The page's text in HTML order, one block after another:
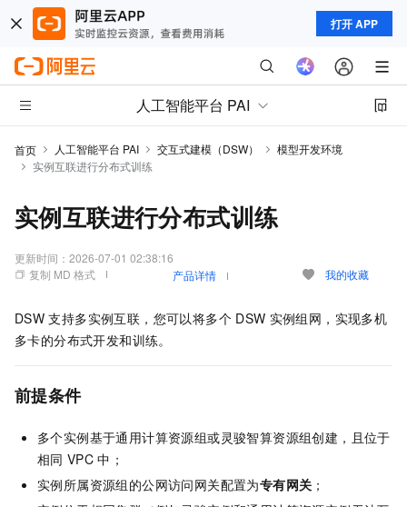
打开 APP
人工智能平台 PAI
首页 人工智能平台 PAI 交互式建模（DSW）
模型开发环境
实例互联进行分布式训练
实例互联进行分布式训练
更新时间： 2026-07-01 02:38:16
复制 MD 格式
产品详情 我的收藏
DSW 支持多实例互联，您可以将多个 DSW 实例组网，实现多机
多卡的分布式开发和训练。
前提条件
多个实例基于通用计算资源组或灵骏智算资源组创建，且位于
相同 VPC 中；
实例所属资源组的公网访问网关配置为专有网关 ；